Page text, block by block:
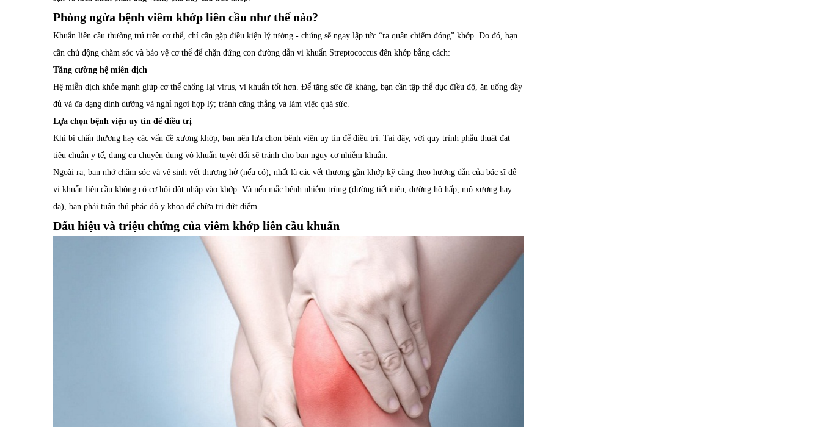
Phòng ngừa bệnh viêm khớp liên cầu như thế nào?
Khuẩn liên cầu thường trú trên cơ thể, chỉ cần gặp điều kiện lý tưởng - chúng sẽ ngay lập tức “ra quân chiếm đóng” khớp. Do đó, bạn
cần chủ động chăm sóc và bảo vệ cơ thể để chặn đứng con đường dẫn vi khuẩn Streptococcus đến khớp bằng cách:
Tăng cường hệ miễn dịch
Hệ miễn dịch khỏe mạnh giúp cơ thể chống lại virus, vi khuẩn tốt hơn. Để tăng sức đề kháng, bạn cần tập thể dục điều độ, ăn uống đầy
đủ và đa dạng dinh dưỡng và nghỉ ngơi hợp lý; tránh căng thẳng và làm việc quá sức.
Lựa chọn bệnh viện uy tín để điều trị
Khi bị chấn thương hay các vấn đề xương khớp, bạn nên lựa chọn bệnh viện uy tín để điều trị. Tại đây, với quy trình phẫu thuật đạt
tiêu chuẩn y tế, dụng cụ chuyên dụng vô khuẩn tuyệt đối sẽ tránh cho bạn nguy cơ nhiễm khuẩn.
Ngoài ra, bạn nhớ chăm sóc và vệ sinh vết thương hở (nếu có), nhất là các vết thương gần khớp kỹ càng theo hướng dẫn của bác sĩ để
vi khuẩn liên cầu không có cơ hội đột nhập vào khớp. Và nếu mắc bệnh nhiễm trùng (đường tiết niệu, đường hô hấp, mô xương hay
da), bạn phải tuân thủ phác đồ y khoa để chữa trị dứt điểm.
Dấu hiệu và triệu chứng của viêm khớp liên cầu khuẩn